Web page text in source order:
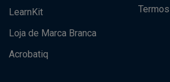
LearnKit
Loja de Marca Branca
Acrobatiq
Termos